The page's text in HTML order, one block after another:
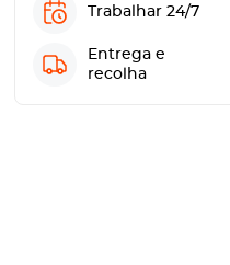
Trabalhar 24/7
Entrega e
recolha